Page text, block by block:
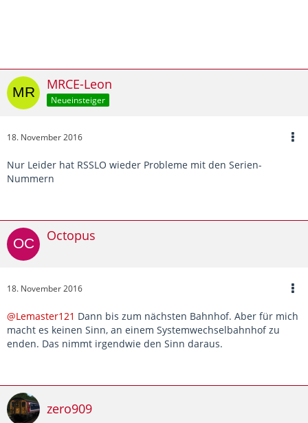
MRCE-Leon
Neueinsteiger
18. November 2016
Nur Leider hat RSSLO wieder Probleme mit den Serien-
Nummern
Octopus
18. November 2016
@Lemaster121 Dann bis zum nächsten Bahnhof. Aber für mich
macht es keinen Sinn, an einem Systemwechselbahnhof zu
enden. Das nimmt irgendwie den Sinn daraus.
zero909